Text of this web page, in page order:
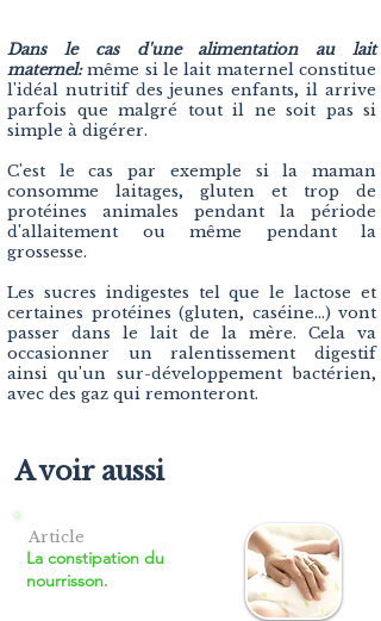
Dans le cas d'une alimentation au lait
maternel: même si le lait maternel constitue
l'idéal nutritif des jeunes enfants, il arrive
parfois que malgré tout il ne soit pas si
simple à digérer.
C'est le cas par exemple si la maman
consomme laitages, gluten et trop de
protéines animales pendant la période
d'allaitement ou même pendant la
grossesse.
Les sucres indigestes tel que le lactose et
certaines protéines (gluten, caséine...) vont
passer dans le lait de la mère. Cela va
occasionner un ralentissement digestif
ainsi qu'un sur-développement bactérien,
avec des gaz qui remonteront.
A voir aussi
La constipation du
nourrisson.
Article